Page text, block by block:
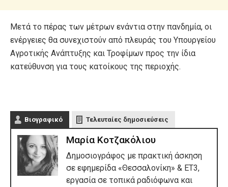
Μετά το πέρας των μέτρων ενάντια στην πανδημία, οι
ενέργειες θα συνεχιστούν από πλευράς του Υπουργείου
Αγροτικής Ανάπτυξης και Τροφίμων προς την ίδια
κατεύθυνση για τους κατοίκους της περιοχής.
Βιογραφικό Τελευταίες δημοσιεύσεις
Μαρία Κοτζακόλιου
Δημοσιογράφος με πρακτική άσκηση
σε εφημερίδα «Θεσσαλονίκη» & ΕΤ3,
εργασία σε τοπικά ραδιόφωνα και